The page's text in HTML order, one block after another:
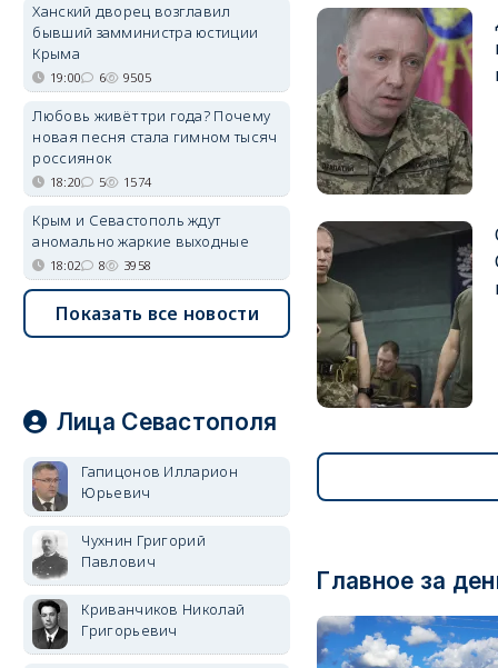
Главное за
Ханский дворец возглавил
бывший замминистра юстиции
Крыма
19:00 6 9505
Любовь живёт три года? Почему
новая песня стала гимном тысяч
россиянок
18:20 5 1574
Крым и Севастополь ждут
аномально жаркие выходные
18:02 8 3958
Показать все новости
Лица Севастополя
Гапицонов Илларион
Юрьевич
Чухнин Григорий
Павлович
Криванчиков Николай
Григорьевич